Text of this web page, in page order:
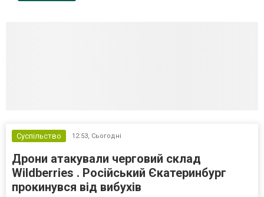
Суспільство 12:53, Сьогодні
Дрони атакували черговий склад
Wildberries . Російський Єкатеринбург
прокинувся від вибухів